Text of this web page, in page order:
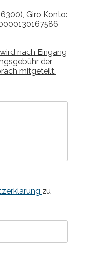
Giro Konto:
nach Eingang
der
mitgeteilt.
zu